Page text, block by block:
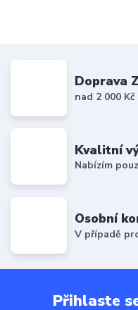
Doprava
nad 2 000 Kč
Kvalitní
Nabízím
Osobní
V případě
Přihlaste